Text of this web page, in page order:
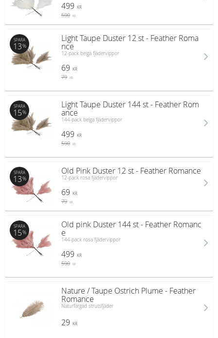
499 KR
590 KR
Light Taupe Duster 12 st - Feather Roma
nce
12-pack beiga fjädervippor
69 KR
79 KR
SPARA
13%
Light Taupe Duster 144 st - Feather Rom
ance
144-pack beiga fjädervippor
499 KR
590 KR
SPARA
15%
Old Pink Duster 12 st - Feather Romance
12-pack rosa fjädervippor
69 KR
79 KR
SPARA
13%
Old pink Duster 144 st - Feather Romanc
e
144-pack rosa fjädervippor
499 KR
590 KR
SPARA
15%
Nature / Taupe Ostrich Plume - Feather
Romance
Naturfärgad strutsfjäder
29 KR